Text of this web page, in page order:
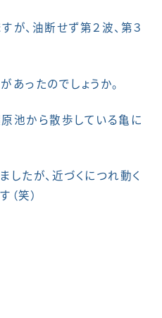
が、油断せず第２波、第３
ったのでしょうか。
池から散歩している亀に
たが、近づくにつれ動く
笑）